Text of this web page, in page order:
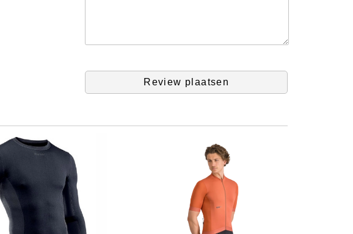
Review plaatsen